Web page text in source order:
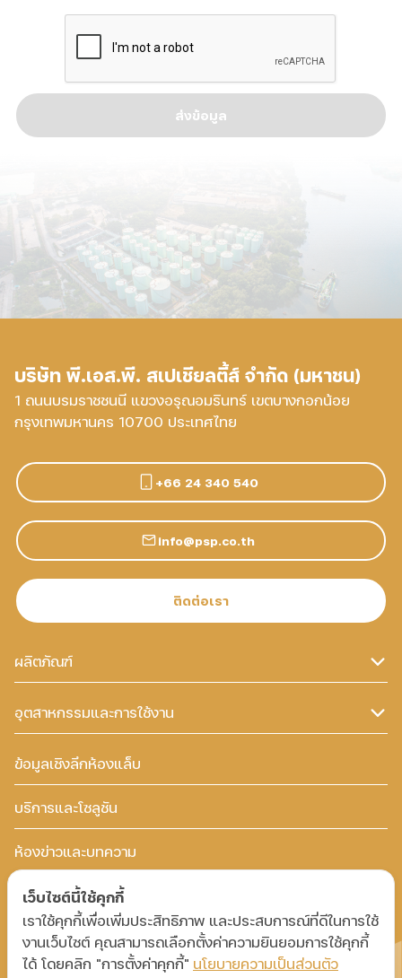
ส่งข้อมูล
บริษัท พี.เอส.พี. สเปเชียลตี้ส์ จำกัด (มหาชน)
1 ถนนบรมราชชนนี แขวงอรุณอมรินทร์ เขตบางกอกน้อย
กรุงเทพมหานคร 10700 ประเทศไทย
+66 24 340 540
info@psp.co.th
ติดต่อเรา
ผลิตภัณฑ์
อุตสาหกรรมและการใช้งาน
ข้อมูลเชิงลึกห้องแล็บ
บริการและโซลูชัน
ห้องข่าวและบทความ
คำถามที่พบบ่อย
ลิขสิทธิ์ © 2025 บริษัท พี.เอส.พี. สเปเชียลตี้ส์ จำกัด
(มหาชน) สงวนลิขสิทธิ์ทั้งหมด
เว็บไซต์นี้ใช้คุกกี้
เราใช้คุกกี้เพื่อเพิ่มประสิทธิภาพ และประสบการณ์ที่ดีในการใช้
งานเว็บไซต์ คุณสามารถเลือกตั้งค่าความยินยอมการใช้คุกกี้
ได้ โดยคลิก "การตั้งค่าคุกกี้" นโยบายความเป็นส่วนตัว